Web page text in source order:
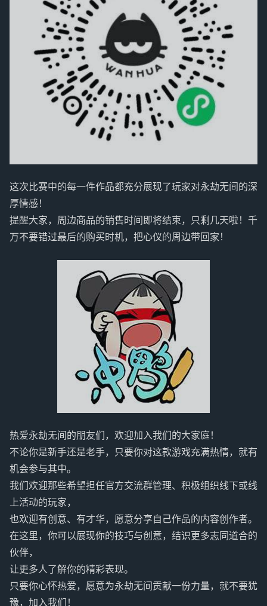
这次比赛中的每一件作品都充分展现了玩家对永劫无间的深
厚情感！
提醒大家，周边商品的销售时间即将结束，只剩几天啦！千
万不要错过最后的购买时机，把心仪的周边带回家！
热爱永劫无间的朋友们，欢迎加入我们的大家庭！
不论你是新手还是老手，只要你对这款游戏充满热情，就有
机会参与其中。
我们欢迎那些希望担任官方交流群管理、积极组织线下或线
上活动的玩家，
也欢迎有创意、有才华，愿意分享自己作品的内容创作者。
在这里，你可以展现你的技巧与创意，结识更多志同道合的
伙伴，
让更多人了解你的精彩表现。
只要你心怀热爱，愿意为永劫无间贡献一份力量，就不要犹
豫，加入我们！